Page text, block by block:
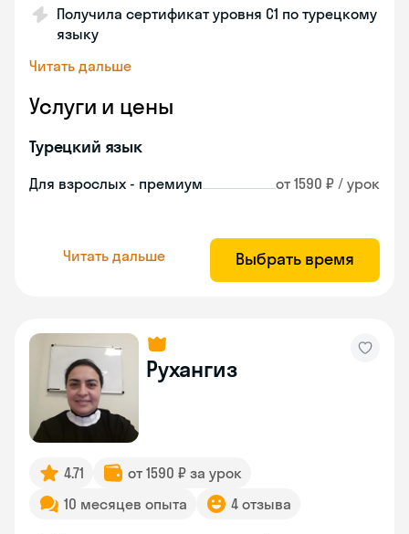
Получила сертификат уровня C1 по турецкому
языку
Читать дальше
Услуги и цены
Турецкий язык
Для взрослых - премиум от 1590 ₽ / урок
Читать дальше Выбрать время
Рухангиз
4.71
от 1590 ₽ за урок
10 месяцев опыта
4 отзыва